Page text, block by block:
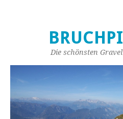
Die schönsten